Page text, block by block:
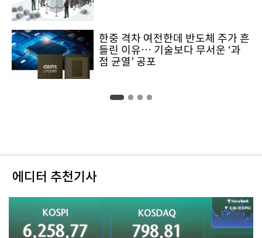
한중 격차 여전한데 반도체 주가 흔
들린 이유… 기술보다 무서운 ‘과
점 균열’ 공포
에디터 추천기사